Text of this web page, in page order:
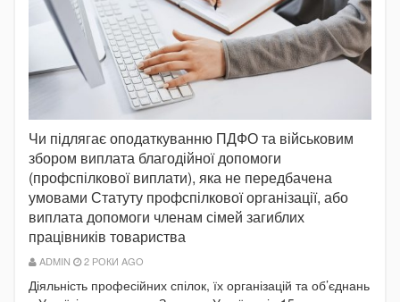
Чи підлягає оподаткуванню ПДФО та військовим
збором виплата благодійної допомоги
(профспілкової виплати), яка не передбачена
умовами Статуту профспілкової організації, або
виплата допомоги членам сімей загиблих
працівників товариства
ADMIN 2 РОКИ AGO
Діяльність професійних спілок, їх організацій та об’єднань